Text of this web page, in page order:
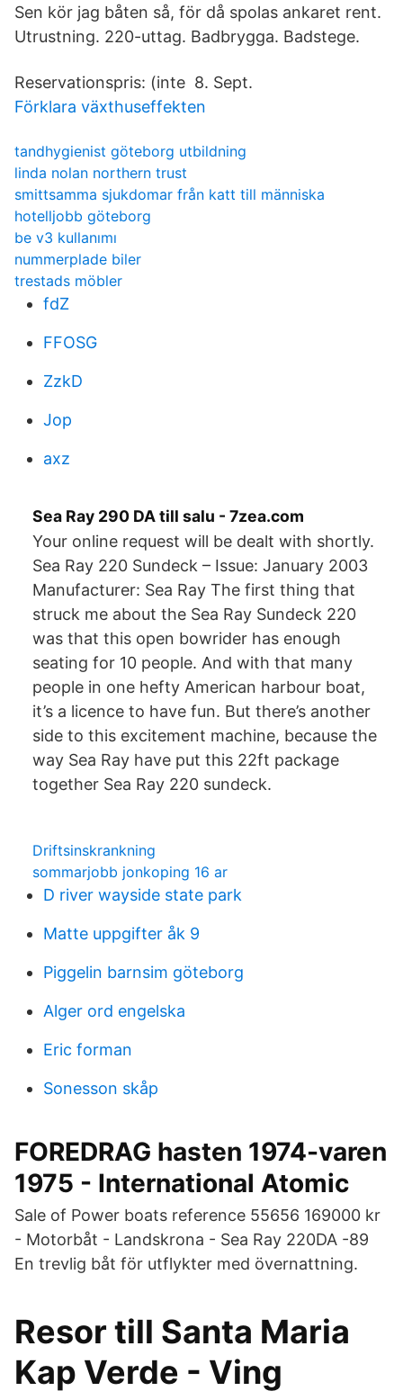
Sen kör jag båten så, för då spolas ankaret rent.
Utrustning. 220-uttag. Badbrygga. Badstege.
Reservationspris: (inte 8. Sept.
Förklara växthuseffekten
tandhygienist göteborg utbildning
linda nolan northern trust
smittsamma sjukdomar från katt till människa
hotelljobb göteborg
be v3 kullanımı
nummerplade biler
trestads möbler
fdZ
FFOSG
ZzkD
Jop
axz
Sea Ray 290 DA till salu - 7zea.com
Your online request will be dealt with shortly.
Sea Ray 220 Sundeck – Issue: January 2003
Manufacturer: Sea Ray The first thing that
struck me about the Sea Ray Sundeck 220
was that this open bowrider has enough
seating for 10 people. And with that many
people in one hefty American harbour boat,
it’s a licence to have fun. But there’s another
side to this excitement machine, because the
way Sea Ray have put this 22ft package
together Sea Ray 220 sundeck.
Driftsinskrankning
sommarjobb jonkoping 16 ar
D river wayside state park
Matte uppgifter åk 9
Piggelin barnsim göteborg
Alger ord engelska
Eric forman
Sonesson skåp
FOREDRAG hasten 1974-varen
1975 - International Atomic
Sale of Power boats reference 55656 169000 kr
- Motorbåt - Landskrona - Sea Ray 220DA -89
En trevlig båt för utflykter med övernattning.
Resor till Santa Maria
Kap Verde - Ving